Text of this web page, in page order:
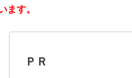
す。
ＰＲ